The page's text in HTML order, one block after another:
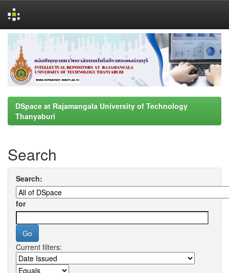
navigation
DSpace at Rajamangala University of Technology
Thanyaburi
Search
Search:
for
Current filters: